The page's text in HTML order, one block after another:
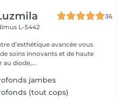
36
L-5442
d'esthétique avancée vous
soins innovants et de haute
au diode,...
jambes
(tout cops)